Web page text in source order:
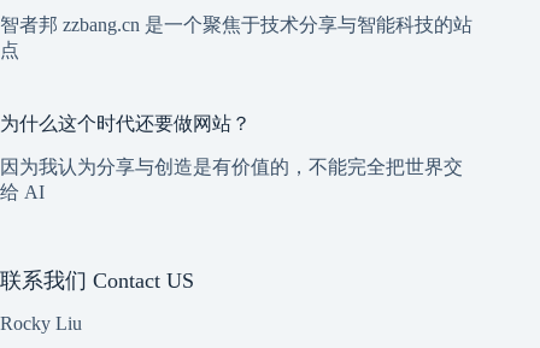
智者邦 zzbang.cn 是一个聚焦于技术分享与智能科技的站
点
为什么这个时代还要做网站？
因为我认为分享与创造是有价值的，不能完全把世界交
给 AI
联系我们 Contact US
Rocky Liu